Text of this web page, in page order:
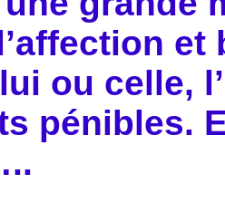
et
ou celle,
pénibles.